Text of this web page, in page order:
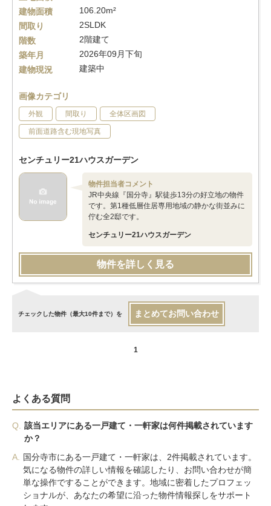
建物面積
106.20m²
間取り
2SLDK
階数
2階建て
築年月
2026年09月下旬
建物現況
建築中
画像カテゴリ
外観 間取り 全体区画図
前面道路含む現地写真
センチュリー21ハウスガーデン
物件担当者コメント
JR中央線『国分寺』駅徒歩13分の好立地の物件
です。第1種低層住居専用地域の静かな街並みに
佇む全2邸です。
センチュリー21ハウスガーデン
物件を詳しく見る
チェックした物件（最大10件まで）を まとめてお問い合わせ
1
よくある質問
Q.
該当エリアにある一戸建て・一軒家は何件掲載されています
か？
A.
国分寺市にある一戸建て・一軒家は、2件掲載されています。
気になる物件の詳しい情報を確認したり、お問い合わせが簡
単な操作ですることができます。地域に密着したプロフェッ
ショナルが、あなたの希望に沿った物件情報探しをサポート